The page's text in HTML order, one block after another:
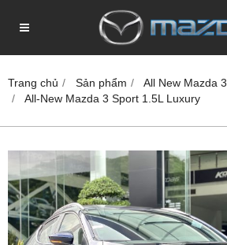
Trang chủ Sản phẩm
All New Mazda 3
All-New Mazda 3 Sport 1.5L Luxury